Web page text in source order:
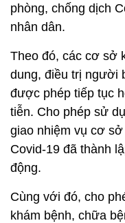
phòng, chống dịch
nhân dân.
Theo đó, các cơ sở
dung, điều trị người
được phép tiếp tục
tiễn. Cho phép sử
giao nhiệm vụ cơ
Covid-19 đã thành
động.
Cùng với đó, cho
khám bệnh, chữa